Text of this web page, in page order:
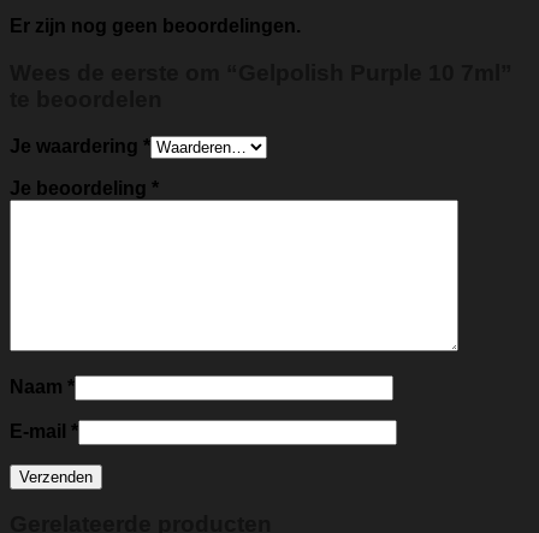
Er zijn nog geen beoordelingen.
Je waardering *
Je beoordeling *
Naam *
E-mail *